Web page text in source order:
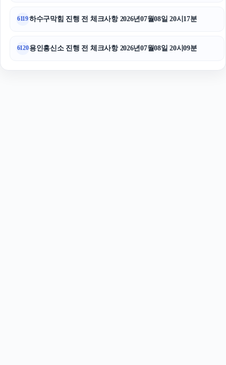
6119하수구막힘 진행 전 체크사항 2026년07월08일 20시17분
6120용인흥신소 진행 전 체크사항 2026년07월08일 20시09분